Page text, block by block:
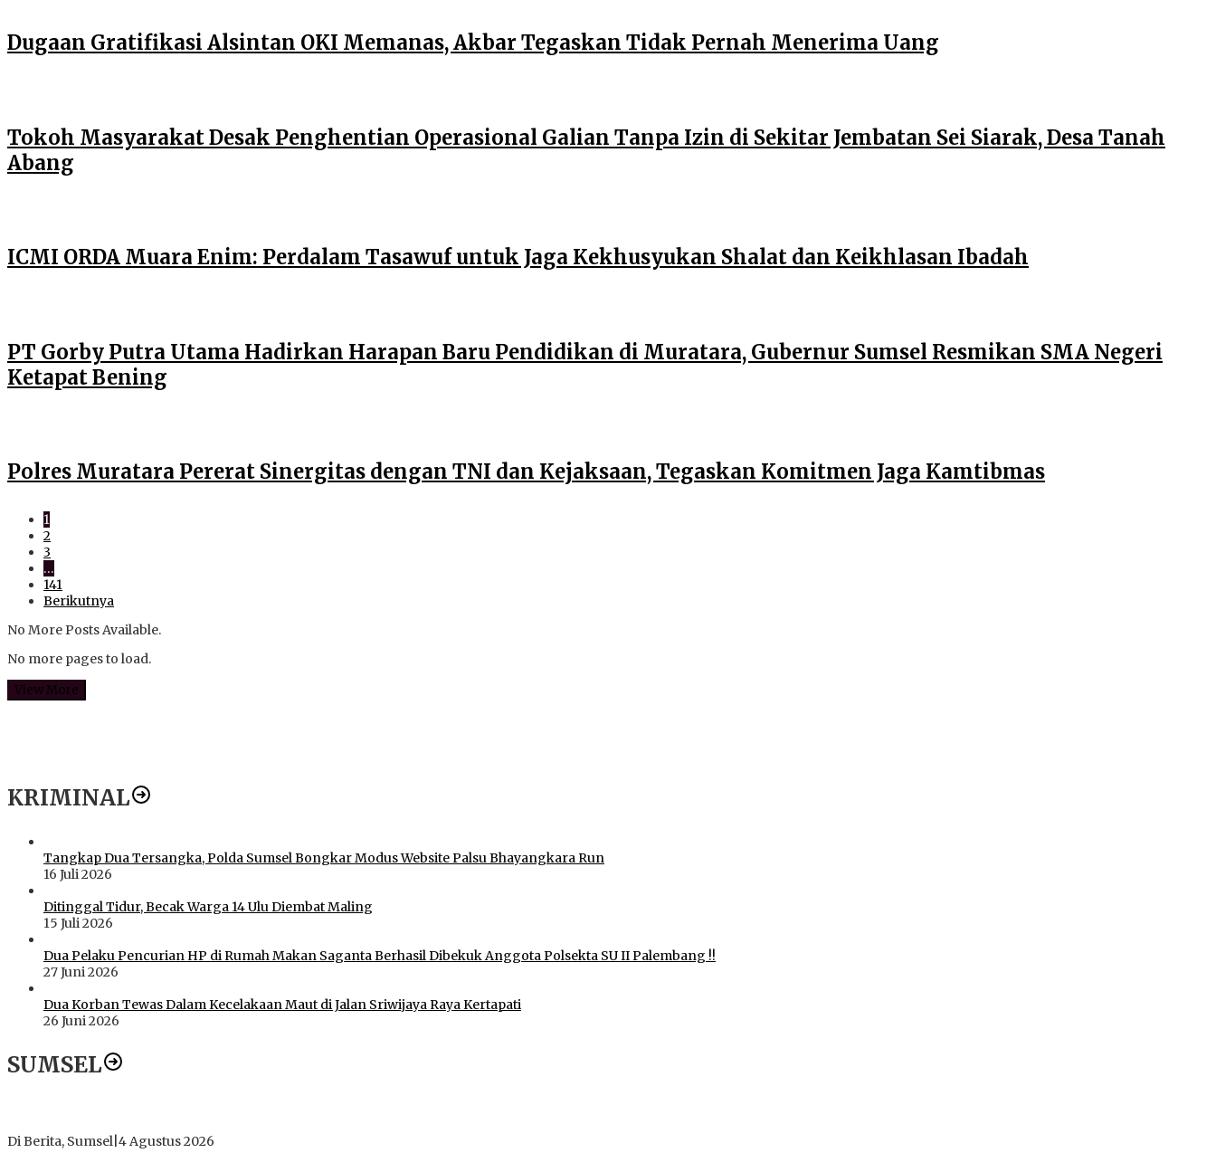
Dugaan Gratifikasi Alsintan OKI Memanas, Akbar Tegaskan Tidak Pernah Menerima Uang
Tokoh Masyarakat Desak Penghentian Operasional Galian Tanpa Izin di Sekitar Jembatan Sei Siarak, Desa Tanah
Abang
ICMI ORDA Muara Enim: Perdalam Tasawuf untuk Jaga Kekhusyukan Shalat dan Keikhlasan Ibadah
PT Gorby Putra Utama Hadirkan Harapan Baru Pendidikan di Muratara, Gubernur Sumsel Resmikan SMA Negeri
Ketapat Bening
Polres Muratara Pererat Sinergitas dengan TNI dan Kejaksaan, Tegaskan Komitmen Jaga Kamtibmas
1
2
3
…
141
Berikutnya
No More Posts Available.
No more pages to load.
View More
KRIMINAL
Tangkap Dua Tersangka, Polda Sumsel Bongkar Modus Website Palsu Bhayangkara Run
16 Juli 2026
Ditinggal Tidur, Becak Warga 14 Ulu Diembat Maling
15 Juli 2026
Dua Pelaku Pencurian HP di Rumah Makan Saganta Berhasil Dibekuk Anggota Polsekta SU II Palembang !!
27 Juni 2026
Dua Korban Tewas Dalam Kecelakaan Maut di Jalan Sriwijaya Raya Kertapati
26 Juni 2026
SUMSEL
Di Berita, Sumsel 4 Agustus 2026